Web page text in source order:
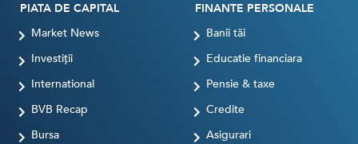
PIATA DE CAPITAL
Market News
Investiții
International
BVB Recap
Bursa
FINANTE PERSONALE
Banii tăi
Educatie financiara
Pensie & taxe
Credite
Asigurari